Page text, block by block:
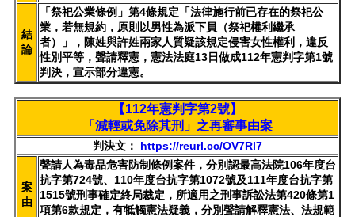
結
論
「祭祀公業條例」第4條規定「法律施行前已存在的祭祀公
業，若無規約，原則以男性為派下員（祭祀權利繼承
者）」，陳姓與許姓兩家人質疑該規定侵害女性權利，違反
性別平等，聲請釋憲，憲法法庭13日做成112年憲判字第1號
判決，宣示部分違憲。
【112年憲判字第2號】
「減輕或免除其刑」之再審事由案
判決文： https://reurl.cc/OV7Rl7
案
由
聲請人為毒品危害防制條例案件，分別認最高法院106年度台
抗字第724號、110年度台抗字第1072號及111年度台抗字第
1515號刑事確定終局裁定，所適用之刑事訴訟法第420條第1
項第6款規定，有牴觸憲法疑義，分別聲請解釋憲法、法規範